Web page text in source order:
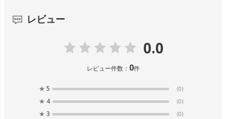
レビュー
0.0
レビュー件数： 0件
★ 5 (0)
★ 4 (0)
★ 3 (0)